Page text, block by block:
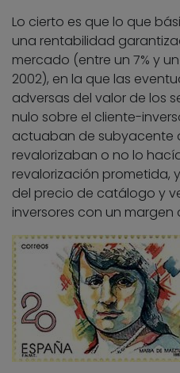
Lo cierto es que lo que
una rentabilidad
mercado (entre un 7% y
2002), en la que las
adversas del valor de los
nulo sobre el cliente-
actuaban de subyacente
revalorizaban o no lo
revalorización prometida,
del precio de catálogo y
inversores con un margen